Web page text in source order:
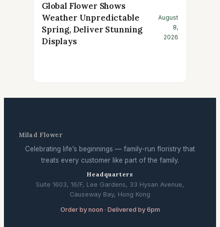
Global Flower Shows
Weather Unpredictable
Spring, Deliver Stunning
Displays
August
8,
2026
Milad Flower
Celebrating life’s beginnings — family-run floristry that
treats every customer like part of the family.
Headquarters
Suite 1603, 16/F, Lee Gardens, 33 Hysan Avenue,
Causeway Bay, Hong Kong
Order by noon · Delivered by 6pm